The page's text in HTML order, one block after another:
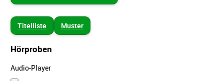
Titelliste Muster
Hörproben
Audio-Player